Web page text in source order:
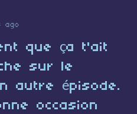
ago
que ça t'ait
sur le
autre épisode.
occasion